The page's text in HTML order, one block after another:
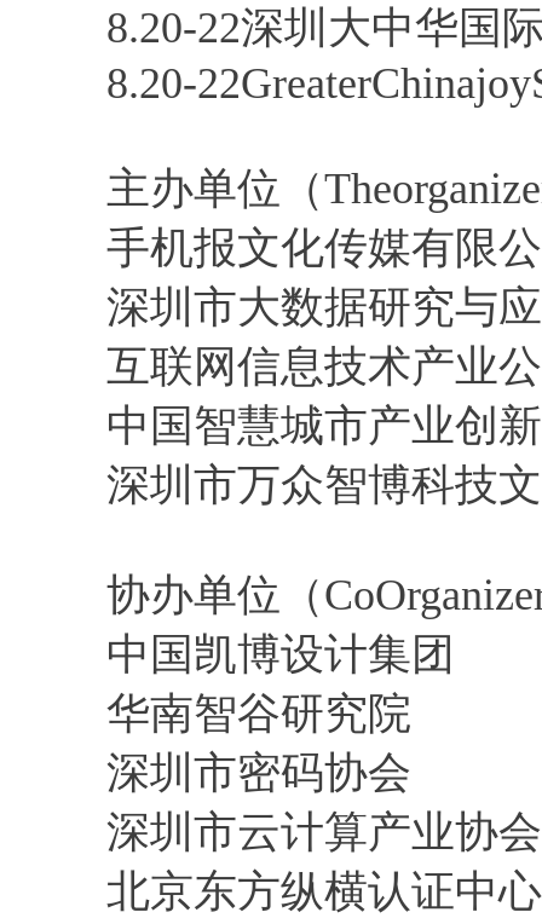
8.20-22深圳大中华国
8.20-
主办单位（
手机报文化传媒有限
深圳市大数据研究与
互联网信息技术产业
中国智慧城市产业创
深圳市万众智博科技
协办单位（
中国凯博设计集团
华南智谷研究院
深圳市密码协会
深圳市云计算产业协会
北京东方纵横认证中